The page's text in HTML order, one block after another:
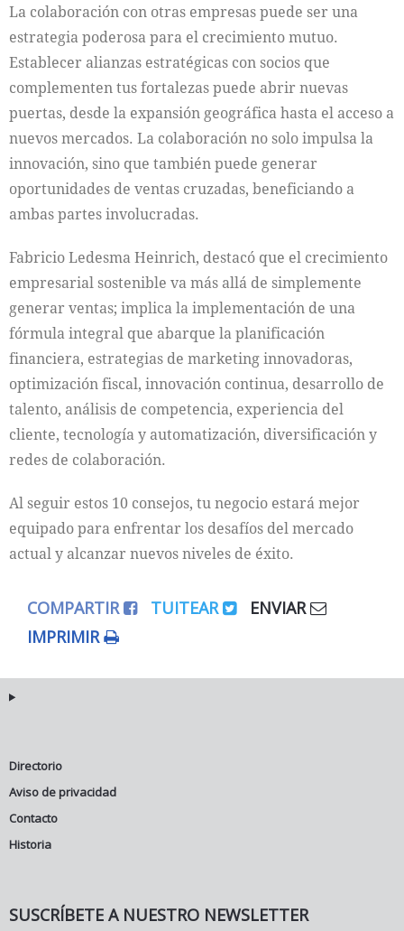
La colaboración con otras empresas puede ser una
estrategia poderosa para el crecimiento mutuo.
Establecer alianzas estratégicas con socios que
complementen tus fortalezas puede abrir nuevas
puertas, desde la expansión geográfica hasta el acceso a
nuevos mercados. La colaboración no solo impulsa la
innovación, sino que también puede generar
oportunidades de ventas cruzadas, beneficiando a
ambas partes involucradas.
Fabricio Ledesma Heinrich, destacó que el crecimiento
empresarial sostenible va más allá de simplemente
generar ventas; implica la implementación de una
fórmula integral que abarque la planificación
financiera, estrategias de marketing innovadoras,
optimización fiscal, innovación continua, desarrollo de
talento, análisis de competencia, experiencia del
cliente, tecnología y automatización, diversificación y
redes de colaboración.
Al seguir estos 10 consejos, tu negocio estará mejor
equipado para enfrentar los desafíos del mercado
actual y alcanzar nuevos niveles de éxito.
COMPARTIR TUITEAR
ENVIAR
IMPRIMIR
Directorio
Aviso de privacidad
Contacto
Historia
SUSCRÍBETE A NUESTRO NEWSLETTER